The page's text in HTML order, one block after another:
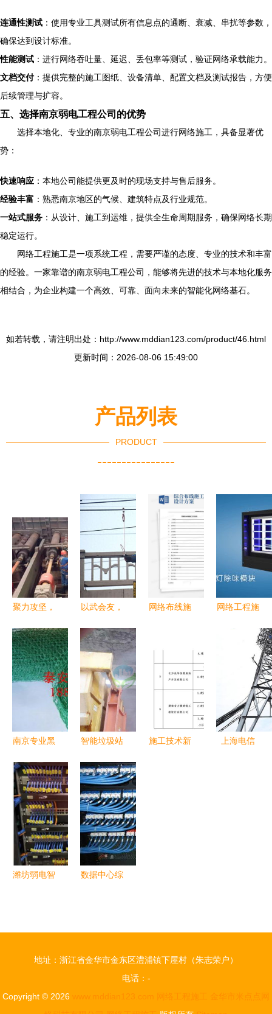
连通性测试 ：使用专业工具测试所有信息点的通断、衰减、串扰等参数，
确保达到设计标准。
性能测试 ：进行网络吞吐量、延迟、丢包率等测试，验证网络承载能力。
文档交付：提供完整的施工图纸、设备清单、配置文档及测试报告，方便
后续管理与扩容。
五、选择南京弱电工程公司的优势
选择本地化、专业的南京弱电工程公司进行网络施工，具备显著优
势：
快速响应 ：本地公司能提供更及时的现场支持与售后服务。
经验丰富 ：熟悉南京地区的气候、建筑特点及行业规范。
一站式服务 ：从设计、施工到运维，提供全生命周期服务，确保网络长期
稳定运行。
网络工程施工是一项系统工程，需要严谨的态度、专业的技术和丰富
的经验。一家靠谱的南京弱电工程公司，能够将先进的技术与本地化服务
相结合，为企业构建一个高效、可靠、面向未来的智能化网络基石。
如若转载，请注明出处：http://www.mddian123.com/product/46.html
更新时间：2026-08-06 15:49:00
产品列表
PRODUCT
----------------
聚力攻坚，
脉——记包
钢重点检修
工程网络建
设同步推进
以武会友，
——41名接
触网施工人
员的特
殊“网络工
程”
网络布线施
业实施指南
网络工程施
到交付的全
流程解析
南京专业黑
业制造商与
网络工程施
工的协同发
展
智能垃圾站
臭系统网络
工程施工规
范与要求
施工技术新
上海电信
潍坊弱电智
信息动脉
数据中心综
地址：浙江省金华市金东区澧浦镇下屋村（朱志荣户）
电话：-
Copyright © 2026 www.mddian123.com 网络工程施工
金华市米点点网